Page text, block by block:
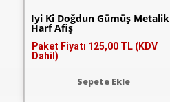
İyi Ki Doğdun Gümüş Metalik
Harf Afiş
Paket Fiyatı 125,00 TL (KDV
Dahil)
Sepete Ekle